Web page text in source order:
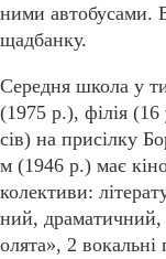
ними автобусами.
щадбанку.
Середня школа у
(1975 р.), філія (16
сів) на присілку
м (1946 р.) має
колективи:
ний, драматичний,
олята», 2 вокальні